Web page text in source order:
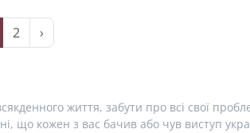
2 ›
життя, забути про всі свої
кожен з вас бачив або чув виступ